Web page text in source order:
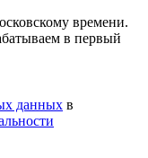
времени.
в первый
данных в